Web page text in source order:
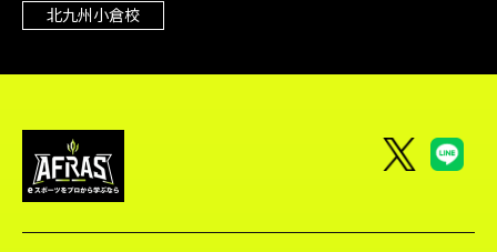
北九州小倉校